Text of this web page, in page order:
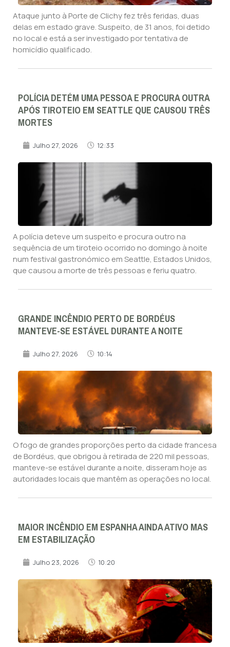
Ataque junto à Porte de Clichy fez três feridas, duas
delas em estado grave. Suspeito, de 31 anos, foi detido
no local e está a ser investigado por tentativa de
homicídio qualificado.
POLÍCIA DETÉM UMA PESSOA E PROCURA OUTRA
APÓS TIROTEIO EM SEATTLE QUE CAUSOU TRÊS
MORTES
Julho 27, 2026 12:33
A polícia deteve um suspeito e procura outro na
sequência de um tiroteio ocorrido no domingo à noite
num festival gastronómico em Seattle, Estados Unidos,
que causou a morte de três pessoas e feriu quatro.
GRANDE INCÊNDIO PERTO DE BORDÉUS
MANTEVE-SE ESTÁVEL DURANTE A NOITE
Julho 27, 2026 10:14
O fogo de grandes proporções perto da cidade francesa
de Bordéus, que obrigou à retirada de 220 mil pessoas,
manteve-se estável durante a noite, disseram hoje as
autoridades locais que mantêm as operações no local.
MAIOR INCÊNDIO EM ESPANHA AINDA ATIVO MAS
EM ESTABILIZAÇÃO
Julho 23, 2026 10:20